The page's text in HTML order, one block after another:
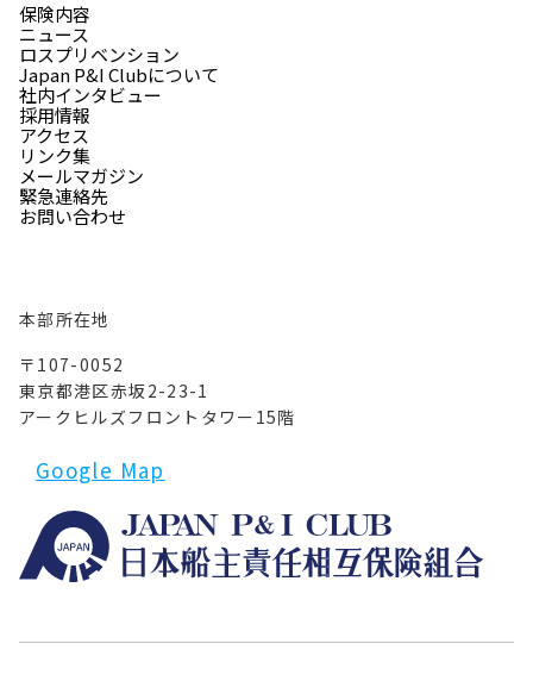
本部所在地
〒107-0052
東京都港区赤坂2-23-1
アークヒルズフロントタワー15階
Google Map
保険内容
社内インタビュー
緊急連絡先
ニュース
採用情報
リンク集
ロスプリベンション
アクセス
メールマガジン
Japan P&I Clubについて
お問い合わせ